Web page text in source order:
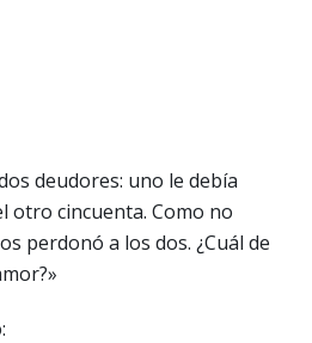
deudores: uno le debía
otro cincuenta. Como no
perdonó a los dos. ¿Cuál de